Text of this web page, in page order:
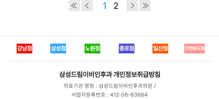
1 2
강남점 삼성점 노원점 종로점 일산점 인천송도점
삼성드림이비인후과 개인정보취급방침
의료기관 명칭 : 삼성드림이비인후과의원 /
사업자등록번호 : 412-06-63684